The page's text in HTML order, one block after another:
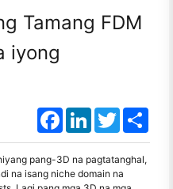
Tamang FDM
iyong
FacebookLinkedInTwitter
pang-3D na pagtatanghal,
na isang niche domain na